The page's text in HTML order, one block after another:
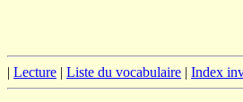
| Lecture | Liste du vocabulaire | Index